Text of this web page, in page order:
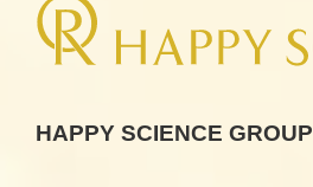
HAPPY SCIENCE GROUP